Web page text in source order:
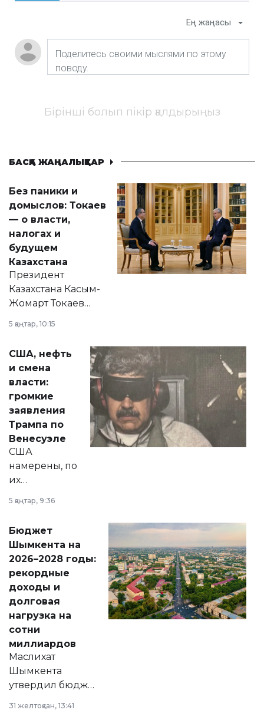
Ең жаңасы
Бірінші болып пікір қалдырыңыз
БАСҚА ЖАҢАЛЫҚТАР
Без паники и
домыслов: Токаев
— о власти,
налогах и
будущем
Казахстана
Президент
Казахстана Касым-
Жомарт Токаев
сразу несколько
актуальных тем —
от слухов о
политических
реформах до
вопросов армии,
экономики и
личного здоровья.
5 қаңтар, 10:15
США, нефть
и смена
власти:
громкие
заявления
Трампа по
Венесуэле
США
намерены, по
их
принести
народу
Венесуэлы.
5 қаңтар, 9:36
Бюджет
Шымкента на
2026–2028 годы:
рекордные
доходы и
долговая
нагрузка на
сотни
миллиардов
Маслихат
Шымкента
утвердил бюджет
2028 годы.
31 желтоқсан, 13:41